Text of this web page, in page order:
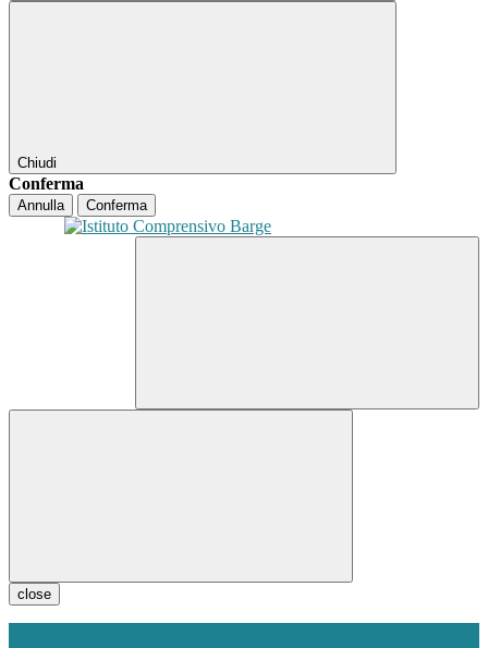
Chiudi
Conferma
Annulla Conferma
close